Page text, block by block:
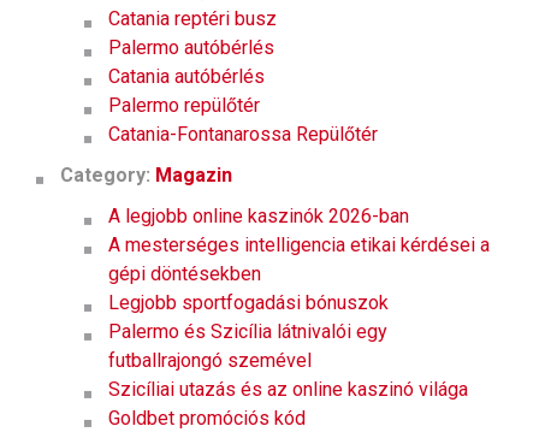
Catania reptéri busz
Palermo autóbérlés
Catania autóbérlés
Palermo repülőtér
Catania-Fontanarossa Repülőtér
Category: Magazin
A legjobb online kaszinók 2026-ban
A mesterséges intelligencia etikai kérdései a
gépi döntésekben
Legjobb sportfogadási bónuszok
Palermo és Szicília látnivalói egy
futballrajongó szemével
Szicíliai utazás és az online kaszinó világa
Goldbet promóciós kód